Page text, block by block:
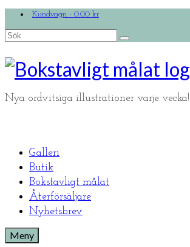
Kundvagn - 0.00 kr
Search
Nya ordvitsiga illustrationer varje vecka!
Galleri
Butik
Bokstavligt målat
Återförsäljare
Nyhetsbrev
Meny